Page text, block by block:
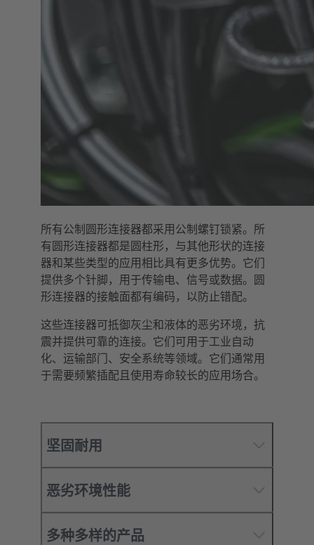
所有公制圆形连接器都采用公制螺钉锁紧。所
有圆形连接器都是圆柱形，与其他形状的连接
器和某些类型的应用相比具有更多优势。它们
提供多个针脚，用于传输电、信号或数据。圆
形连接器的接触面都有编码，以防止错配。
这些连接器可抵御灰尘和液体的恶劣环境，抗
震并提供可靠的连接。它们可用于工业自动
化、运输部门、安全系统等领域。它们通常用
于需要频繁插配且使用寿命较长的应用场合。
坚固耐用
恶劣环境性能
多种多样的产品